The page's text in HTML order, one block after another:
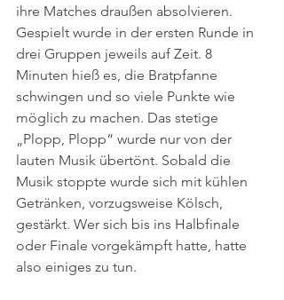
ihre Matches draußen absolvieren.
Gespielt wurde in der ersten Runde in
drei Gruppen jeweils auf Zeit. 8
Minuten hieß es, die Bratpfanne
schwingen und so viele Punkte wie
möglich zu machen. Das stetige
„Plopp, Plopp“ wurde nur von der
lauten Musik übertönt. Sobald die
Musik stoppte wurde sich mit kühlen
Getränken, vorzugsweise Kölsch,
gestärkt. Wer sich bis ins Halbfinale
oder Finale vorgekämpft hatte, hatte
also einiges zu tun.